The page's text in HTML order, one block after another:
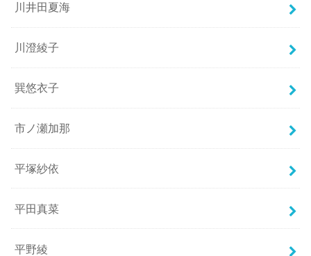
川井田夏海
川澄綾子
巽悠衣子
市ノ瀬加那
平塚紗依
平田真菜
平野綾